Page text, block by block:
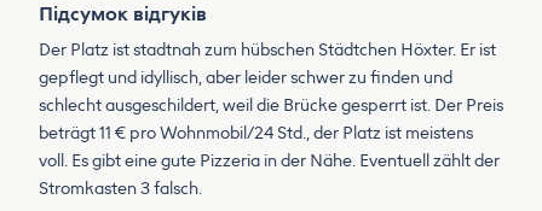
Підсумок відгуків
Der Platz ist stadtnah zum hübschen Städtchen Höxter. Er ist
gepflegt und idyllisch, aber leider schwer zu finden und
schlecht ausgeschildert, weil die Brücke gesperrt ist. Der Preis
beträgt 11 € pro Wohnmobil/24 Std., der Platz ist meistens
voll. Es gibt eine gute Pizzeria in der Nähe. Eventuell zählt der
Stromkasten 3 falsch.